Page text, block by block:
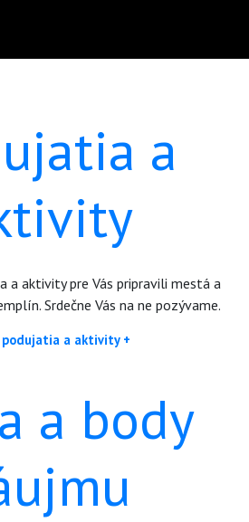
a
a aktivity pre Vás pripravili mestá a
Srdečne Vás na ne pozývame.
podujatia a aktivity +
a body